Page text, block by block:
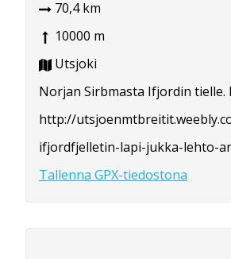
70,4 km
10000 m
Utsjoki
Norjan Sirbmasta Ifjordin tielle.
http://
ifjordfjelletin-lapi-jukka-lehto-
Tallenna GPX-tiedostona